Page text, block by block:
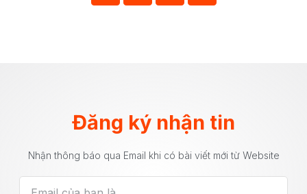
Đăng ký nhận tin
Nhận thông báo qua Email khi có bài viết mới từ Website